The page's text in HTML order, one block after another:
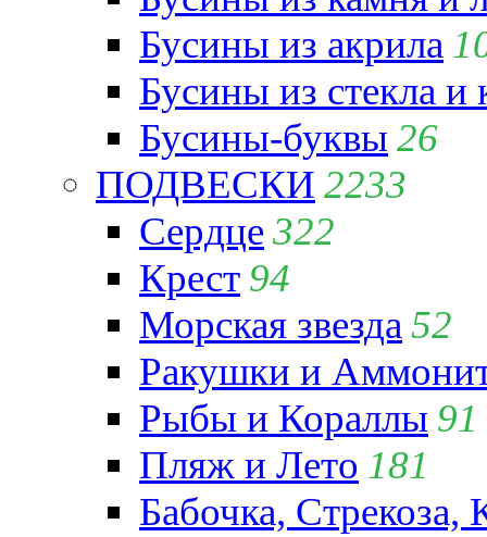
Бусины из акрила
Бусины из стекла и
Бусины-буквы 26
ПОДВЕСКИ 2233
Сердце322
Крест 94
Морская звезда 52
Ракушки и
Рыбы и Кораллы 91
Пляж и Лето 181
Бабочка,